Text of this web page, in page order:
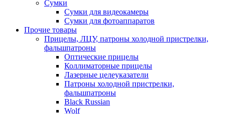
Сумки
Сумки для видеокамеры
Сумки для фотоаппаратов
Прочие товары
Прицелы, ЛЦУ, патроны холодной пристрелки,
фальшпатроны
Оптические прицелы
Коллиматорные прицелы
Лазерные целеуказатели
Патроны холодной пристрелки,
фальшпатроны
Black Russian
Wolf